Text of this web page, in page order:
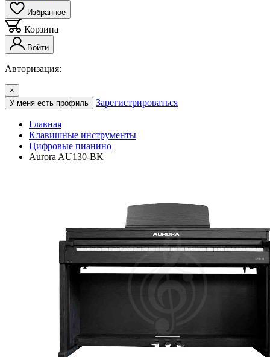
Избранное
Корзина
Войти
Авторизация:
×
У меня есть профиль
Зарегистрироваться
Главная
Клавишные инструменты
Цифровые пианино
Aurora AU130-BK